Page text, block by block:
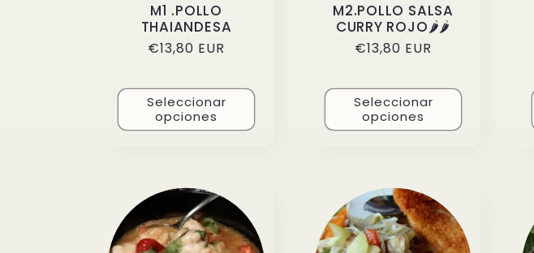
M1 .POLLO
THAIANDESA
Precio
€13,80 EUR
Seleccionar
opciones
M2.POLLO SALSA
CURRY ROJO🌶️🌶️
Precio
€13,80 EUR
Seleccionar
opciones